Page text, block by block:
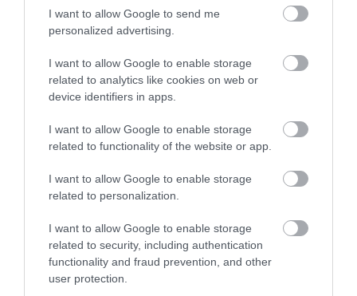
I want to allow Google to send me
personalized advertising.
I want to allow Google to enable storage
related to analytics like cookies on web or
device identifiers in apps.
I want to allow Google to enable storage
related to functionality of the website or app.
I want to allow Google to enable storage
related to personalization.
I want to allow Google to enable storage
related to security, including authentication
functionality and fraud prevention, and other
user protection.
Kotor Beach található, de aGalebova stijenáért
sem kell sokat sétálnunk. Nagyjából 20 percnyi
homokos partszakaszon napozhatunk, a kicsit
távolabb húzódóVelja Spila Beachről pedig
ráláthatunk az Adriai-tengerre.